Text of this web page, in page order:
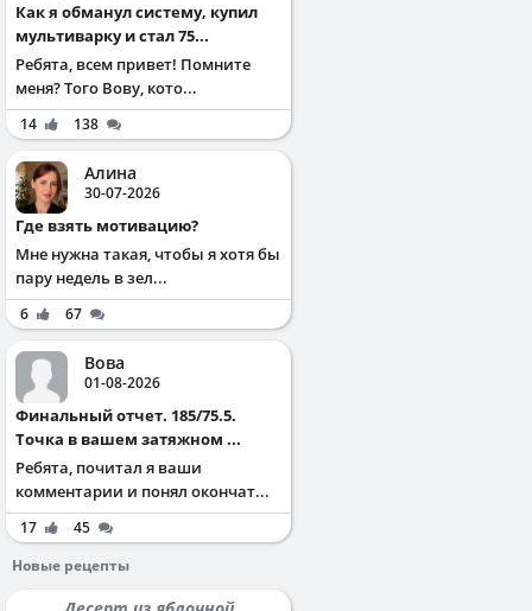
Как я обманул систему, купил
мультиварку и стал 75...
Ребята, всем привет! Помните
меня? Того Вову, кото...
14 138
Алина
30-07-2026
Где взять мотивацию?
Мне нужна такая, чтобы я хотя бы
пару недель в зел...
6 67
Вова
01-08-2026
Финальный отчет. 185/75.5.
Точка в вашем затяжном ...
Ребята, почитал я ваши
комментарии и понял окончат...
17
45
Новые рецепты